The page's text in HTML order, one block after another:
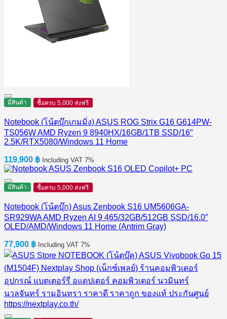
มีสินค้า ซื้อครบ 5,000 ส่งฟรี
Notebook (โน้ตบุ๊กเกมมิ่ง) ASUS ROG Strix G16 G614PW-
TS056W AMD Ryzen 9 8940HX/16GB/1TB SSD/16″
2.5K/RTX5080/Windows 11 Home
119,900 ฿ Including VAT 7%
มีสินค้า ซื้อครบ 5,000 ส่งฟรี
Notebook (โน้ตบุ๊ก) Asus Zenbook S16 UM5606GA-
SR929WA AMD Ryzen AI 9 465/32GB/512GB SSD/16.0″
OLED/AMD/Windows 11 Home (Antrim Gray)
77,900 ฿ Including VAT 7%